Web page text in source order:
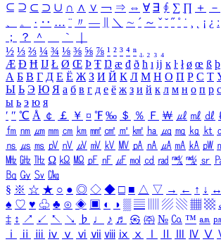
⊆ ⊇ ⊂ ⊃ ∪ ∩ ∧ ∨ ￢ ⇒ ⇔ ∀ ∃ ∮ ∑ ∏ ＋ －
、
。 · ‥ … ¨ 〃 ― ＼ ∼ ´ ～ ˇ ˘ ˝ ˚ ˙ ¸ ¡ ¿ ː
；
？ ＾ ｀
½ ⅓ ⅔ ¼ ¾ ⅛ ⅜ ⅝ ⅞ ¹ ² ³ ⁴ ⁿ ₁ ₂ ₃ ₄
Æ Ð Ħ Ĳ Ł Ø Œ Þ Ŧ Ŋ æ đ ð ħ ı ĳ ĸ ŀ ł ø œ ß þ
А Б В Г Д Е Ё Ж З И Й К Л М Н О П Р С Т
Ы Ь Э Ю Я а б в г д е ё ж з и й к л м н о п р с
ы ь э ю я
′ ″ ℃ Å ￠ ￡ ￥ ¤ ℉ ‰ ＄ ％ Ｆ ￦ ㎕ ㎖ ㎗
㎙ ㎚ ㎛ ㎜ ㎝ ㎞ ㎟ ㎠ ㎡ ㎢ ㏊ ㎍ ㎎ ㎏ ㏏
㎱ ㎲ ㎳ ㎴ ㎵ ㎶ ㎷ ㎸ ㎹ ㎀ ㎁ ㎂ ㎃ ㎄ ㎺
㎒ ㎓ ㎔ Ω ㏀ ㏁ ㎊ ㎋ ㎌ ㏖ ㏅ ㎭ ㎮ ㎯ ㏛
㏃ ㏉ ㏜ ㏆
§ ※ ☆ ★ ○ ● ◎ ◇ ◆ □ ■ △ ▽ → ← ↑ ↓ ↔
♠ ♡ ♥ ♧ ♣ ⊙ ◈ ▣ ◐ ◑ ▒ ▤ ▨ ▧ ▦ ▩
‡ ↕ ↗ ↙ ↖ ↘ ♭ ♩ ♪ ♬ ㉿ ㈜ № ㏇ ™ ㏂
ⅰ
ⅱ ⅲ ⅳ ⅴ ⅵ ⅶ ⅷ ⅸ ⅹ Ⅳ Ⅴ